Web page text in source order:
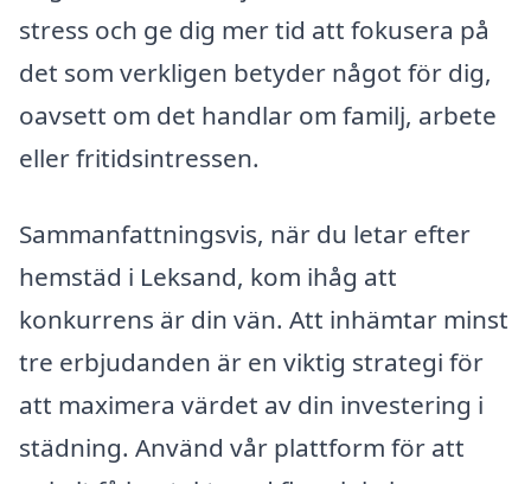
stress och ge dig mer tid att fokusera på
det som verkligen betyder något för dig,
oavsett om det handlar om familj, arbete
eller fritidsintressen.
Sammanfattningsvis, när du letar efter
hemstäd i Leksand, kom ihåg att
konkurrens är din vän. Att inhämtar minst
tre erbjudanden är en viktig strategi för
att maximera värdet av din investering i
städning. Använd vår plattform för att